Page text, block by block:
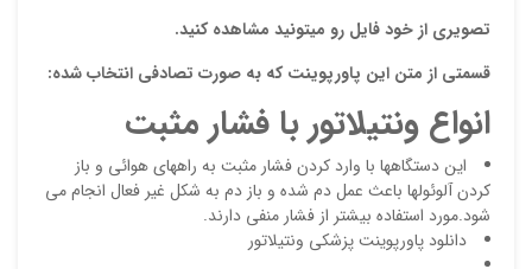
تصویری از خود فایل رو میتونید مشاهده کنید.
قسمتی از متن این پاورپوینت که به صورت تصادفی انتخاب شده:
انواع ونتیلاتور با فشار مثبت
این دستگاهها با وارد کردن فشار مثبت به راههای هوائی و باز
کردن آلوئولها باعث عمل دم شده و باز دم به شکل غیر فعال انجام می
شود.مورد استفاده بیشتر از فشار منفی دارند.
دانلود پاورپوینت پزشکی ونتیلاتور